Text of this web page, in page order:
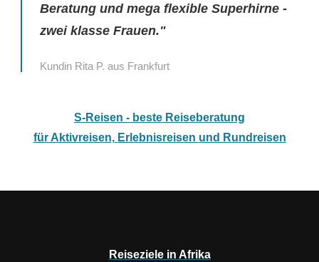
Beratung und mega flexible Superhirne -
zwei klasse Frauen."
Kundin Rita P. aus Frankfurt
S-Reisen - beste Reiseberatung
für Aktivreisen, Erlebnisreisen und Rundreisen
Reiseziele in Afrika